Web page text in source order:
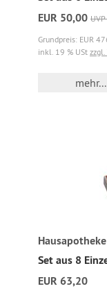
EUR 50,00
Grundpreis: EUR
inkl. 19 % USt zzgl.
mehr...
Set aus 8
EUR 63,20